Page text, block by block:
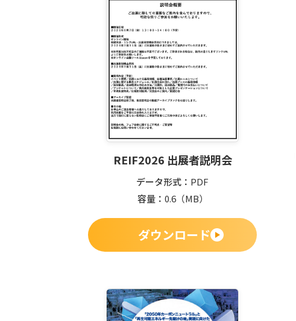
REIF2026 出展者説明会
データ形式
PDF
容量
0.6（MB）
ダウンロード